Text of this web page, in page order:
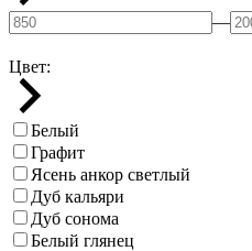
—
Цвет:
Белый
Графит
Ясень анкор светлый
Дуб кальяри
Дуб сонома
Белый глянец